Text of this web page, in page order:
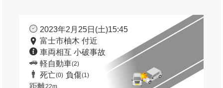
2023年2月25日(土)15:45
富士市柚木 付近
車両相互 小破事故
軽自動車(2)
死亡(0) 負傷(1)
距離22m